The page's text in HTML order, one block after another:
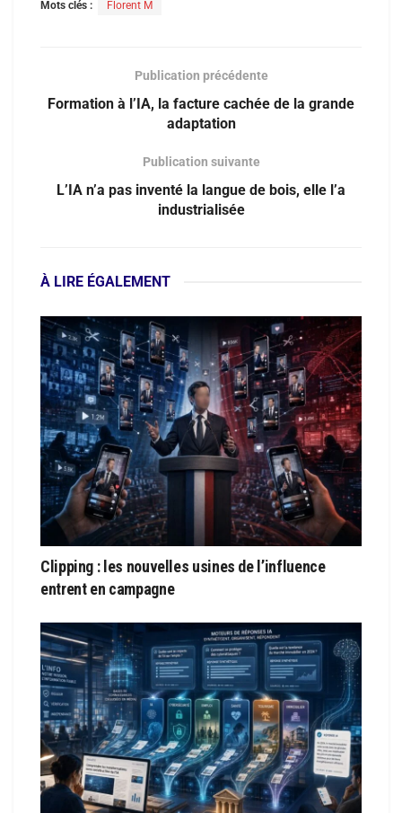
Mots clés : Florent M
Publication précédente
Formation à l’IA, la facture cachée de la grande
adaptation
Publication suivante
L’IA n’a pas inventé la langue de bois, elle l’a
industrialisée
À LIRE ÉGALEMENT
Clipping : les nouvelles usines de l’influence
entrent en campagne